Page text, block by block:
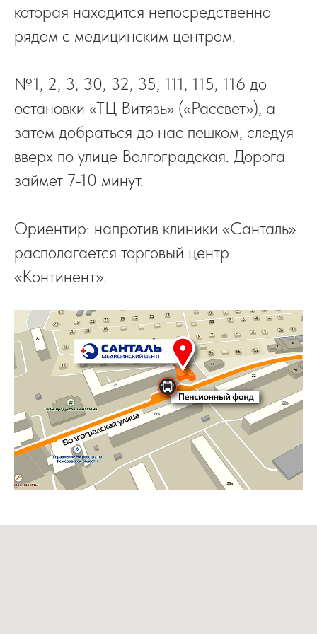
которая находится непосредственно
рядом с медицинским центром.
№1, 2, 3, 30, 32, 35, 111, 115, 116 до
остановки «ТЦ Витязь» («Рассвет»), а
затем добраться до нас пешком, следуя
вверх по улице Волгоградская. Дорога
займет 7-10 минут.
Ориентир: напротив клиники «Санталь»
располагается торговый центр
«Континент».